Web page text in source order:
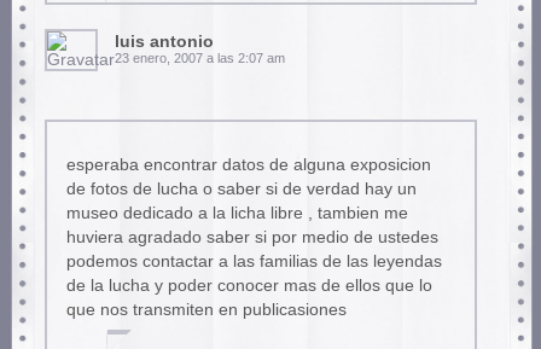
luis antonio
23 enero, 2007 a las 2:07 am
esperaba encontrar datos de alguna exposicion
de fotos de lucha o saber si de verdad hay un
museo dedicado a la licha libre , tambien me
huviera agradado saber si por medio de ustedes
podemos contactar a las familias de las leyendas
de la lucha y poder conocer mas de ellos que lo
que nos transmiten en publicasiones